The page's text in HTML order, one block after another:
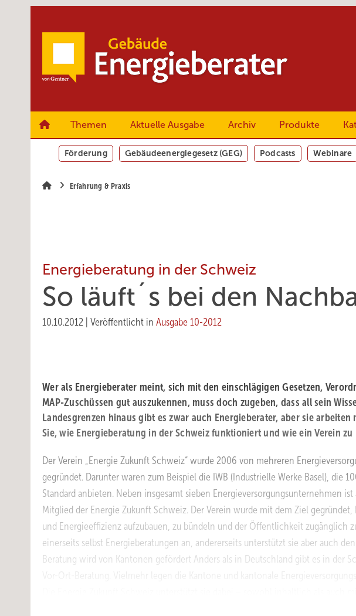
Themen Aktuelle Ausgabe Archiv Produkte
Förderung Gebäudeenergiegesetz (GEG) Podcasts Webinare
Erfahrung & Praxis
Energieberatung in der Schweiz
So läuft´s bei den
10.10.2012 Veröffentlicht in Ausgabe 10-2012
Wer als Energieberater meint, sich mit den einschlägigen Gesetzen,
MAP-Zuschüssen gut auszukennen, muss doch zugeben, dass all sein
Landesgrenzen hinaus gibt es zwar auch Energieberater, aber sie
Sie, wie Energieberatung in der Schweiz funktioniert und wie ein Verein
Der Verein „Energie Zukunft Schweiz“ wurde 2006 von mehreren
gegründet. Darunter waren zum Beispiel die IWB (Industrielle Werke Basel), die
Standard anbieten. Neben insgesamt sieben Energieversorgungsunternehmen
Mitglied der Energie Zukunft Schweiz. Der Verein wurde mit dem Ziel
und Energieeffizienz aufzubauen, zu bündeln und der Öffentlichkeit zugänglich
einerseits selbst Energieberatungen an, andererseits unterstützt sie aber auch
Beratung wird von Kantonen gefördert Anders als in Deutschland gibt es in der